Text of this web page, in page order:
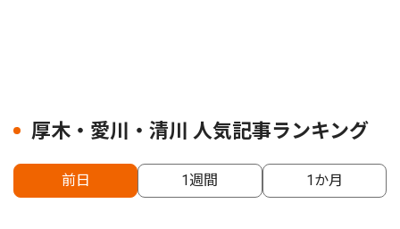
厚木・愛川・清川 人気記事ランキング
前日 1週間 1か月